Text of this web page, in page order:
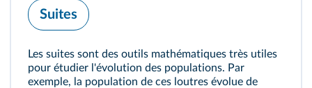
Suites
Les suites sont des outils mathématiques très utiles
pour étudier l'évolution des populations. Par
exemple, la population de ces loutres évolue de